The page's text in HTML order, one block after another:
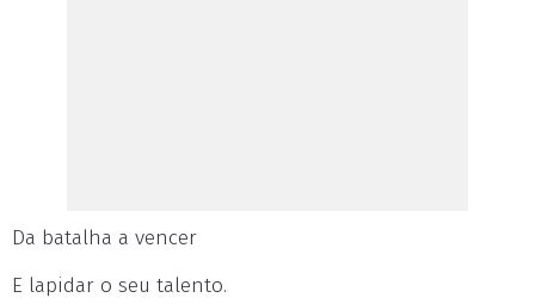
Da batalha a vencer
E lapidar o seu talento.